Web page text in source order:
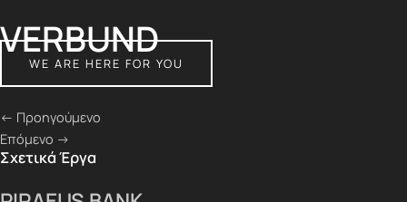
WE ARE HERE FOR YOU
VERBUND
<- Προηγούμενο
Επόμενο ->
Σχετικά Έργα